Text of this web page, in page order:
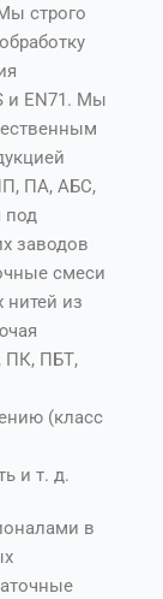
строго
и EN71. Мы
ПА, АБС,
под
заводов
смеси
из
ПК, ПБТ,
(класс
и т. д.
в